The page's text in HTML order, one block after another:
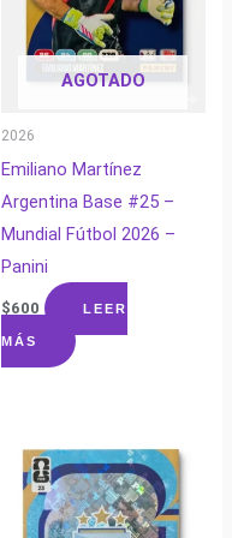
AGOTADO
2026
Emiliano Martínez
Argentina Base #25 –
Mundial Fútbol 2026 –
Panini
$600 LEER
MÁS